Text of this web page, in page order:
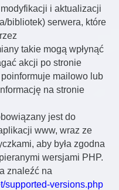
i aktualizacji
bibliotek) serwera, które
takie mogą wpłynąć
akcji po stronie
mailowo lub
na stronie
jest do
www, wraz ze
aby była zgodna
wersjami PHP.
znaleźć na
supported-versions.php